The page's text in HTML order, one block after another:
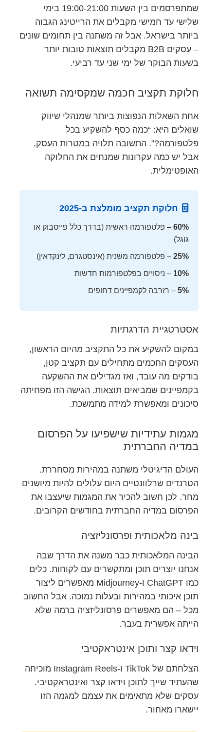
שמתפרסמים בין השעות 19:00-21:00 בימי
שלישי עד חמישי מקבלים את הרייטינג הגבוה
ביותר בישראל. אבל זה משתנה בין תחומים שונים
– עסקים B2B מקבלים תוצאות טובות יותר
בשעות הבוקר של ימי שני עד רביעי.
חלוקת תקציב חכמה שמקסימה תשואה
אחת השאלות הנפוצות ביותר שמנהלי שיווק
שואלים היא: “כמה כסף להשקיע בכל
פלטפורמה?”. התשובה תלויה במטרות העסק,
אבל יש כמה עקרונות שמנחים את החלוקה
האופטימלית.
חלוקת תקציב מומלצת ב-2025
60% – פלטפורמה ראשית (בדרך כלל פייסבוק או
גוגל)
25% – פלטפורמה משנית (אינסטגרם, לינקדאין)
10% – ניסויים בפלטפורמות חדשות
5% – רזרבה לקמפיינים דחופים
אסטרטגיית הדרגתיות
במקום להשקיע את כל התקציב מהיום הראשון,
העסקים החכמים מתחילים עם תקציב קטן,
בודקים מה עובד, ואז מגדילים את ההשקעה
בקמפיינים שמביאים תוצאות. הגישה הזו מפחיתה
סיכונים ומאפשרת למידה מתמשכת.
מגמות עתידיות שישפיעו על הפרסום
במדיה החברתית
העולם הדיגיטלי משתנה במהירות מסחררת.
הטרנדים שרלוונטיים היום עלולים להיות מיושנים
מחר. לכן חשוב להכיר את המגמות שיעצבו את
הפרסום במדיה החברתית בחודשים הקרובים.
בינה מלאכותית ופרסונליזציה
הבינה המלאכותית כבר משנה את הדרך שבה
אנחנו יוצרים תוכן ומתקשרים עם לקוחות. כלים
כמו ChatGPT ו-Midjourney מאפשרים ליצור
תוכן איכותי במהירות ובעלות נמוכה. אבל החשוב
מכל – הם מאפשרים פרסונליזציה ברמה שלא
הייתה אפשרית בעבר.
וידאו קצר ותוכן אינטראקטיבי
הצלחתם של TikTok ו-Instagram Reels מוכיחה
שהעתיד שייך לתוכן וידאו קצר ואינטראקטיבי.
עסקים שלא מתאימים את עצמם למגמה הזו
יישארו מאחור.